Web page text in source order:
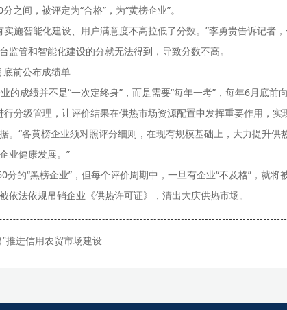
之间，被评定为“合格”，为“黄榜企业”。
实施智能化建设、用户满意度不高拉低了分数。”李勇贵告诉记
监管和智能化建设的分就无法得到，导致分数不高。
底前公布成绩单
的成绩并不是“一次定终身”，而是需要“每年一考”，每年6月底前
行分级管理，让评价结果在供热市场资源配置中发挥重要作用，
。“各黄榜企业须对照评分细则，在现有规模基础上，大力提升
业健康发展。”
的“黑榜企业”，但每个评价周期中，一旦有企业“不及格”，就
依法依规吊销企业《供热许可证》，清出大庆供热市场。
推进信用农贸市场建设